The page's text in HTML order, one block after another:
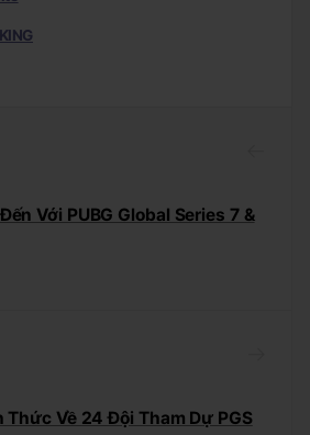
Với PUBG Global Series 7 &
Thức Về 24 Đội Tham Dự PGS